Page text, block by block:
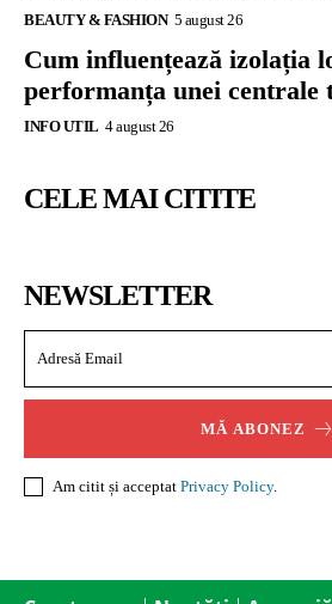
BEAUTY & FASHION 5 august 26
Cum influențează izolația
performanța unei centrale
INFO UTIL 4 august 26
CELE MAI CITITE
NEWSLETTER
MĂ ABONEZ
Am citit și acceptat Privacy Policy.